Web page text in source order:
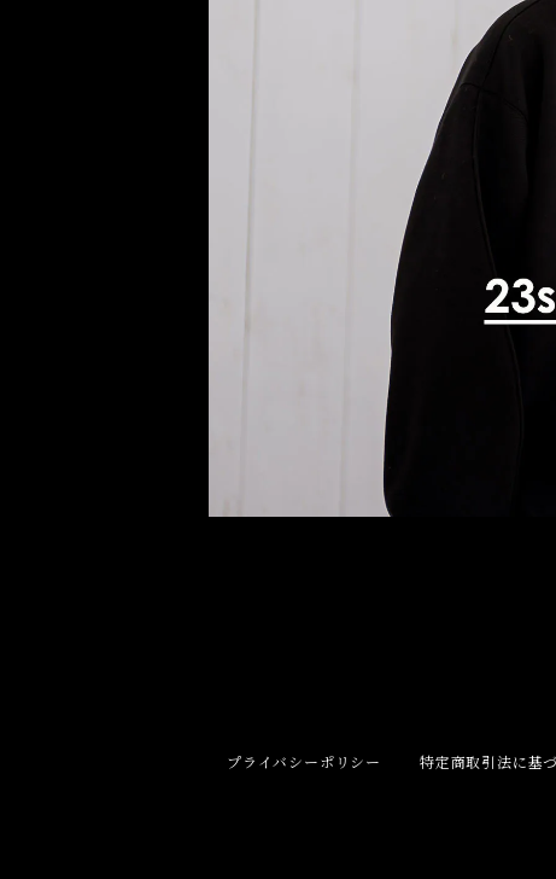
プライバシーポリシー 特定商取引法に基